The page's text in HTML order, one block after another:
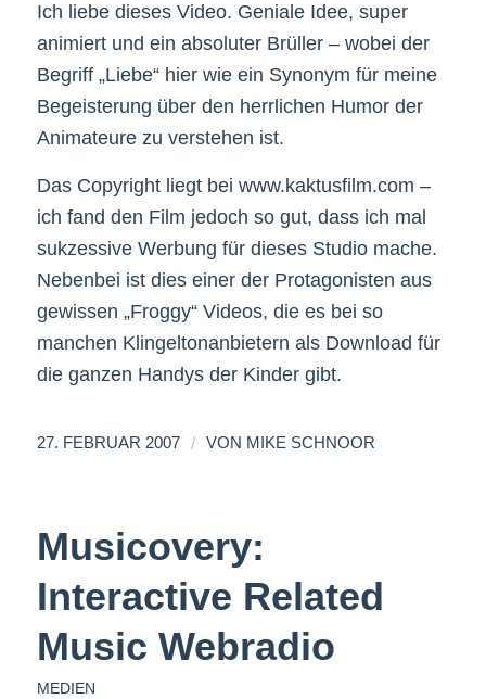
Ich liebe dieses Video. Geniale Idee, super
animiert und ein absoluter Brüller – wobei der
Begriff „Liebe“ hier wie ein Synonym für meine
Begeisterung über den herrlichen Humor der
Animateure zu verstehen ist.
Das Copyright liegt bei www.kaktusfilm.com –
ich fand den Film jedoch so gut, dass ich mal
sukzessive Werbung für dieses Studio mache.
Nebenbei ist dies einer der Protagonisten aus
gewissen „Froggy“ Videos, die es bei so
manchen Klingeltonanbietern als Download für
die ganzen Handys der Kinder gibt.
27. FEBRUAR 2007 / VON MIKE SCHNOOR
Musicovery:
Interactive Related
Music Webradio
MEDIEN